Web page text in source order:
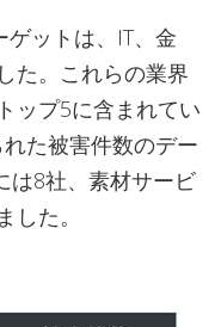
ゲットは、IT、金
た。これらの業界
ップ5に含まれてい
た被害件数のデー
は8社、素材サービ
た。